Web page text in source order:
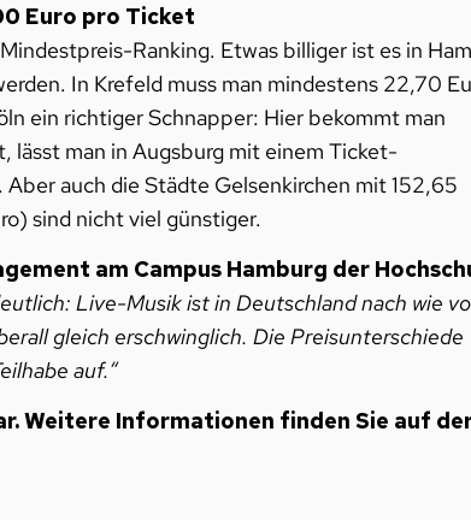
Euro pro Ticket
Ranking. Etwas billiger ist es in
In Krefeld muss man mindestens 22,70
ein richtiger Schnapper: Hier bekommt man
lässt man in Augsburg mit einem Ticket-
auch die Städte Gelsenkirchen mit 152,65
sind nicht viel günstiger.
am Campus Hamburg der
Live-Musik ist in Deutschland nach wie
gleich erschwinglich. Die Preisunterschiede
auf.“
Weitere Informationen finden Sie auf